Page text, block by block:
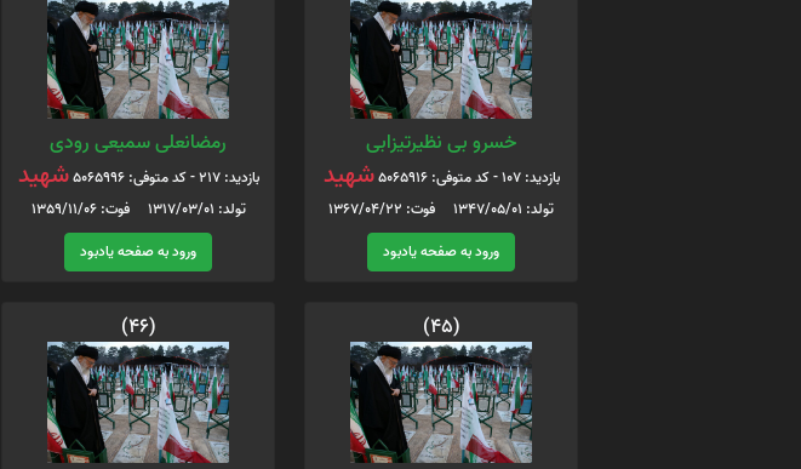
خسرو بی نظیرتیزابی
بازدید: 107 - کد متوفی: 5065916 شهید
تولد: 1347/05/01 فوت: 1367/04/22
ورود به صفحه یادبود
رمضانعلی سمیعی رودی
بازدید: 217 - کد متوفی: 5065996 شهید
تولد: 1317/03/01 فوت: 1359/11/06
ورود به صفحه یادبود
(45)
(46)